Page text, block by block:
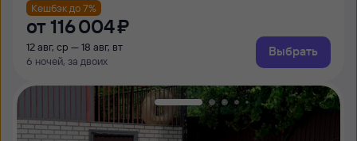
Кешбэк до 7%
от 116 ⁠004 ⁠₽
12 авг, ср — 18 авг, вт
6 ночей, за двоих
Выбрать